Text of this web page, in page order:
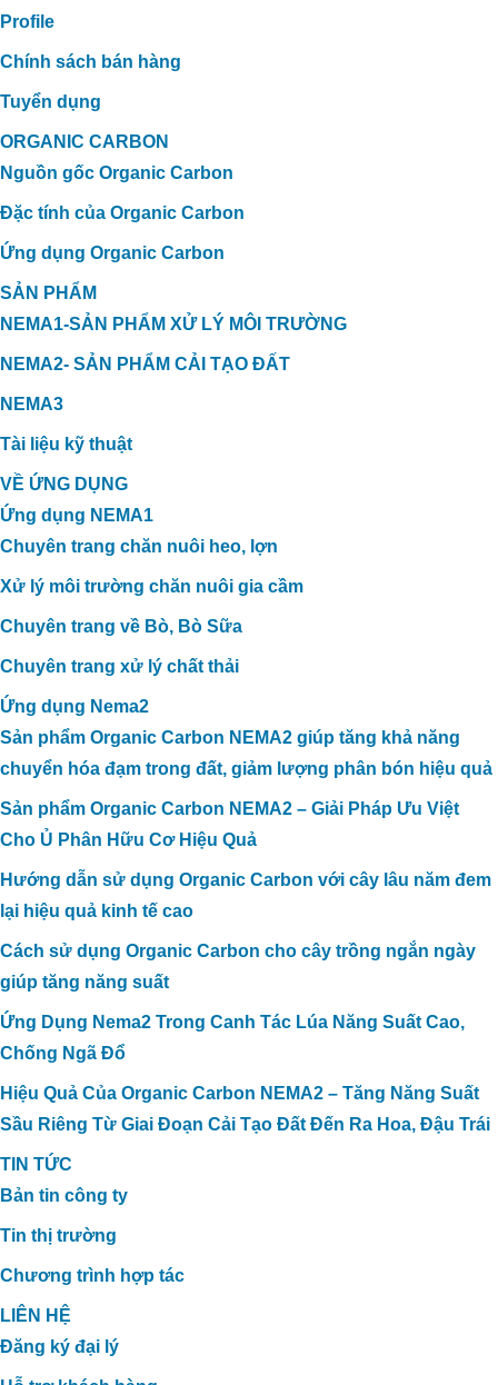
Profile
Chính sách bán hàng
Tuyển dụng
ORGANIC CARBON
Nguồn gốc Organic Carbon
Đặc tính của Organic Carbon
Ứng dụng Organic Carbon
SẢN PHẨM
NEMA1-SẢN PHẨM XỬ LÝ MÔI TRƯỜNG
NEMA2- SẢN PHẨM CẢI TẠO ĐẤT
NEMA3
Tài liệu kỹ thuật
VỀ ỨNG DỤNG
Ứng dụng NEMA1
Chuyên trang chăn nuôi heo, lợn
Xử lý môi trường chăn nuôi gia cầm
Chuyên trang về Bò, Bò Sữa
Chuyên trang xử lý chất thải
Ứng dụng Nema2
Sản phẩm Organic Carbon NEMA2 giúp tăng khả năng
chuyển hóa đạm trong đất, giảm lượng phân bón hiệu quả
Sản phẩm Organic Carbon NEMA2 – Giải Pháp Ưu Việt
Cho Ủ Phân Hữu Cơ Hiệu Quả
Hướng dẫn sử dụng Organic Carbon với cây lâu năm đem
lại hiệu quả kinh tế cao
Cách sử dụng Organic Carbon cho cây trồng ngắn ngày
giúp tăng năng suất
Ứng Dụng Nema2 Trong Canh Tác Lúa Năng Suất Cao,
Chống Ngã Đổ
Hiệu Quả Của Organic Carbon NEMA2 – Tăng Năng Suất
Sầu Riêng Từ Giai Đoạn Cải Tạo Đất Đến Ra Hoa, Đậu Trái
TIN TỨC
Bản tin công ty
Tin thị trường
Chương trình hợp tác
LIÊN HỆ
Đăng ký đại lý